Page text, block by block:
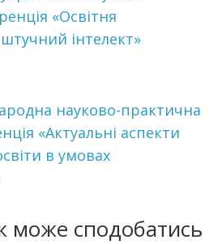
«Освітня
інтелект»
науково-практична
«Актуальні аспекти
в умовах
може сподобатись